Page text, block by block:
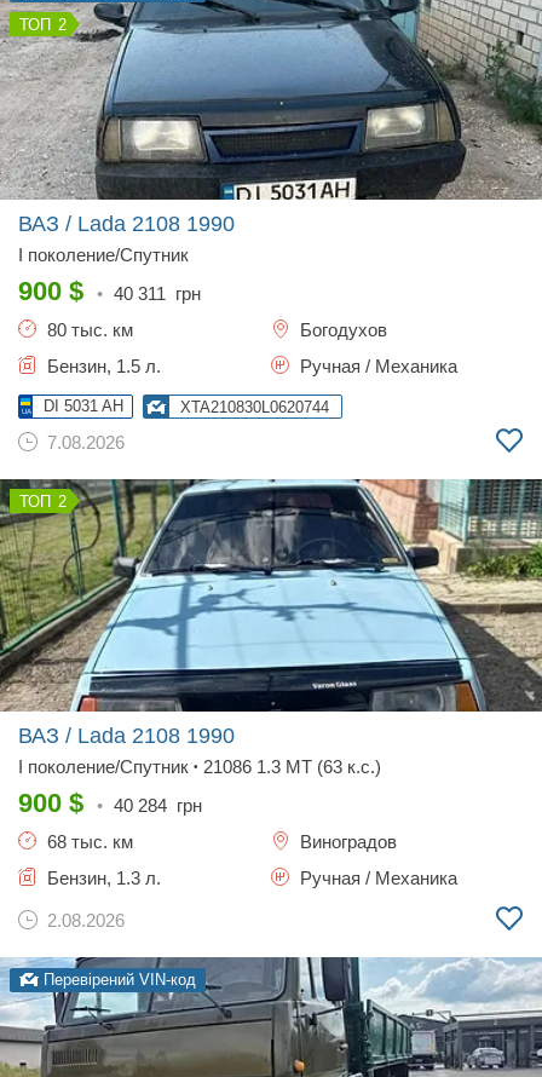
2
ВАЗ / Lada 2108 1990
I поколение/Спутник
900 $ • 40 311 грн
80 тыс. км
Богодухов
Бензин, 1.5 л.
Ручная / Механика
DI 5031 AH XTA210830L0620744
7.08.2026
2
ВАЗ / Lada 2108 1990
I поколение/Спутник • 21086 1.3 MT (63 к.с.)
900 $ • 40 284 грн
68 тыс. км
Виноградов
Бензин, 1.3 л.
Ручная / Механика
2.08.2026
Перевірений VIN-код